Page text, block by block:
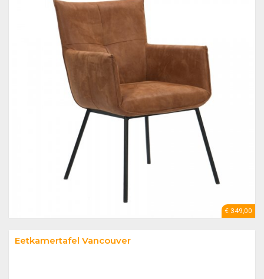
€ 349,00
Eetkamertafel Vancouver